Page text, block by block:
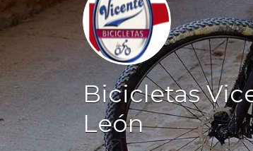
Bicicletas
León